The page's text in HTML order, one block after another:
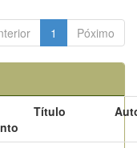
1 Póximo
Título